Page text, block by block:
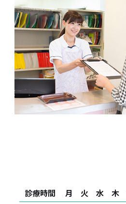
診療時間 月 火 水 木